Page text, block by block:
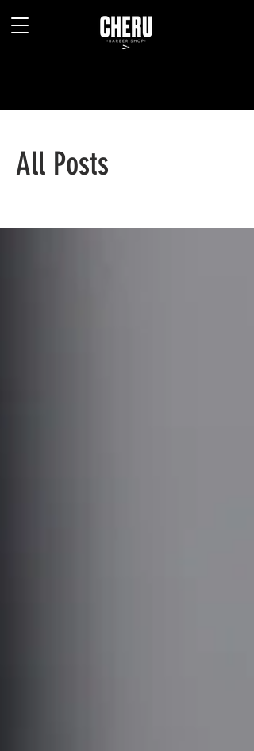
All Posts